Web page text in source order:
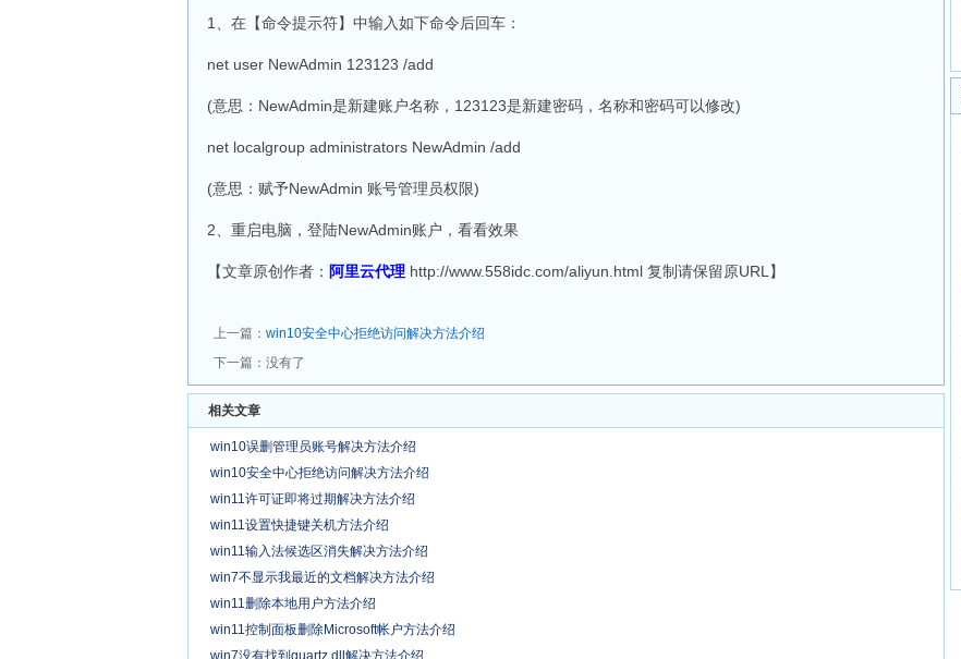
1、在【命令提示符】中输入如下命令后回车：
net user NewAdmin 123123 /add
(意思：NewAdmin是新建账户名称，123123是新建密码，名称和密码可以修改)
net localgroup administrators NewAdmin /add
(意思：赋予NewAdmin 账号管理员权限)
2、重启电脑，登陆NewAdmin账户，看看效果
【文章原创作者： 阿里云代理http://www.558idc.com/aliyun.html 复制请保留原URL】
上一篇： win10安全中心拒绝访问解决方法介绍
下一篇：没有了
相关文章
win10误删管理员账号解决方法介绍
win10安全中心拒绝访问解决方法介绍
win11许可证即将过期解决方法介绍
win11设置快捷键关机方法介绍
win11输入法候选区消失解决方法介绍
win7不显示我最近的文档解决方法介绍
win11删除本地用户方法介绍
win11控制面板删除Microsoft帐户方法介绍
win7没有找到quartz.dll解决方法介绍